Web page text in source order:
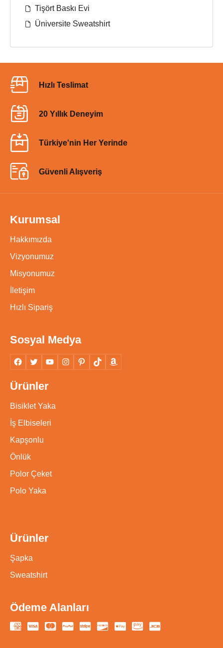
Tişört Baskı Evi
Üniversite Sweatshirt
Hızlı Teslimat
20 Yıllık Deneyim
Türkiye'nin Her Yerinde
Güvenli Alışveriş
Kurumsal
Hakkımızda
Vizyonumuz
Misyonumuz
İletişim
Hızlı Sipariş
Sosyal Medya
Ürünler
Bisiklet Yaka
İş Elbiseleri
Kapşonlu
Önlük
Polor Çeket
Polo Yaka
Ürünler
Şapka
Sweatshirt
Ödeme Alanları